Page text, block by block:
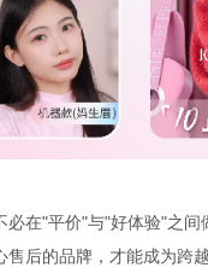
必在"平价"与"好体验"之
售后的品牌，才能成为跨